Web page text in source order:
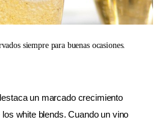
siempre para buenas ocasiones.
un marcado crecimiento
white blends. Cuando un vino